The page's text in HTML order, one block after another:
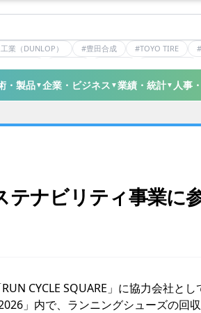
業（DUNLOP） #豊田合成 #TOYO TIRE
・製品▼企業・ビジネス ▼業績・統計▼ 人事
テナビリティ事業に
CYCLE SQUARE」に協力会社とし
」内で、ランニングシューズの回